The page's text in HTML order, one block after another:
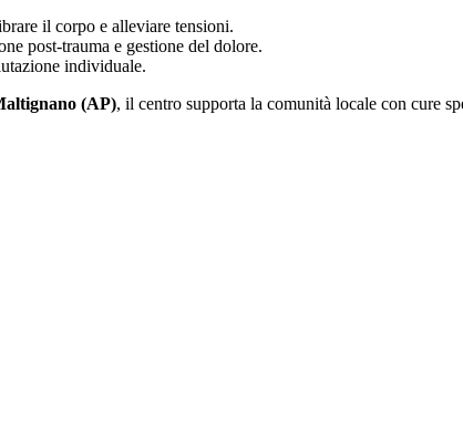
il corpo e alleviare tensioni.
post-trauma e gestione del dolore.
individuale.
(AP), il centro supporta la comunità locale con cure